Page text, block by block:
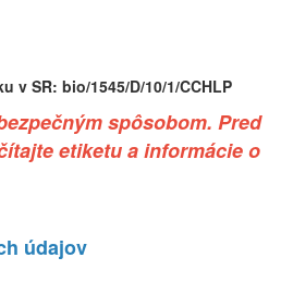
v SR: bio/1545/D/10/1/CCHLP
spôsobom. Pred
etiketu a informácie o
údajov